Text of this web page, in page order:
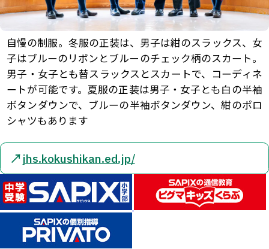
自慢の制服。冬服の正装は、男子は紺のスラックス、女
子はブルーのリボンとブルーのチェック柄のスカート。
男子・女子とも替スラックスとスカートで、コーディネ
ートが可能です。夏服の正装は男子・女子とも白の半袖
ボタンダウンで、ブルーの半袖ボタンダウン、紺のポロ
シャツもあります
↗jhs.kokushikan.ed.jp/